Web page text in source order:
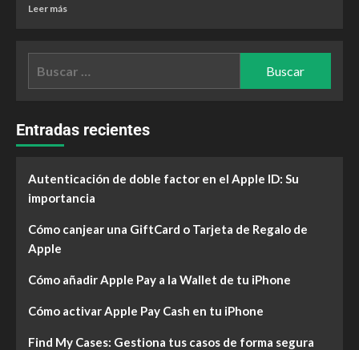
Leer más
Entradas recientes
Autenticación de doble factor en el Apple ID: Su
importancia
Cómo canjear una GiftCard o Tarjeta de Regalo de
Apple
Cómo añadir Apple Pay a la Wallet de tu iPhone
Cómo activar Apple Pay Cash en tu iPhone
Find My Cases: Gestiona tus casos de forma segura